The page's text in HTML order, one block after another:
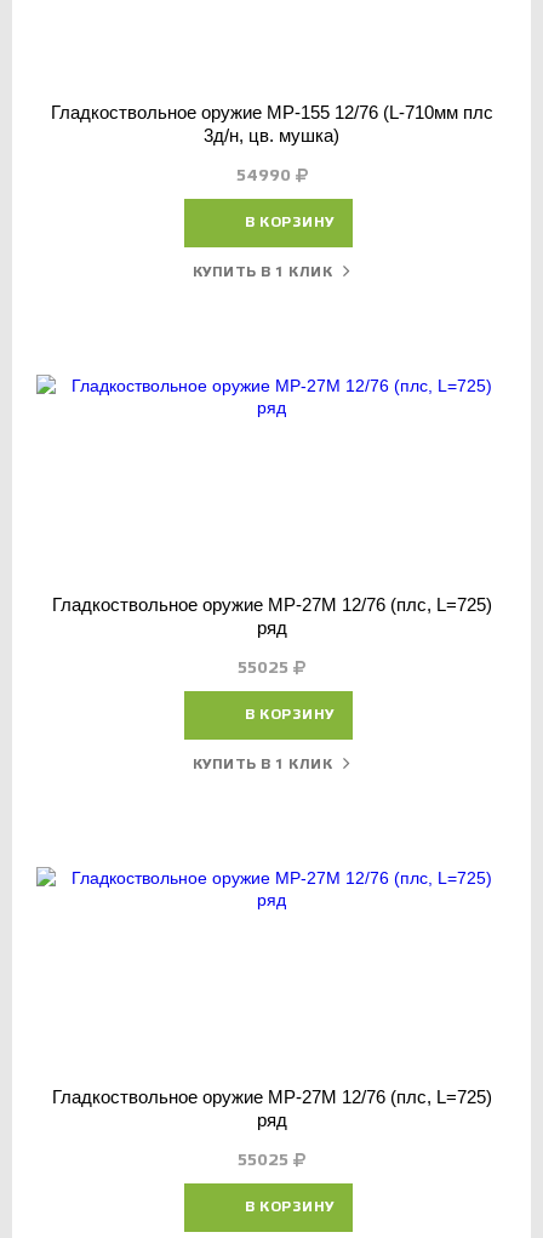
Гладкоствольное оружие МР-155 12/76 (L-710мм плс
3д/н, цв. мушка)
54990
В КОРЗИНУ
КУПИТЬ В 1 КЛИК
Гладкоствольное оружие МР-27М 12/76 (плс, L=725)
ряд
55025
В КОРЗИНУ
КУПИТЬ В 1 КЛИК
Гладкоствольное оружие МР-27М 12/76 (плс, L=725)
ряд
55025
В КОРЗИНУ